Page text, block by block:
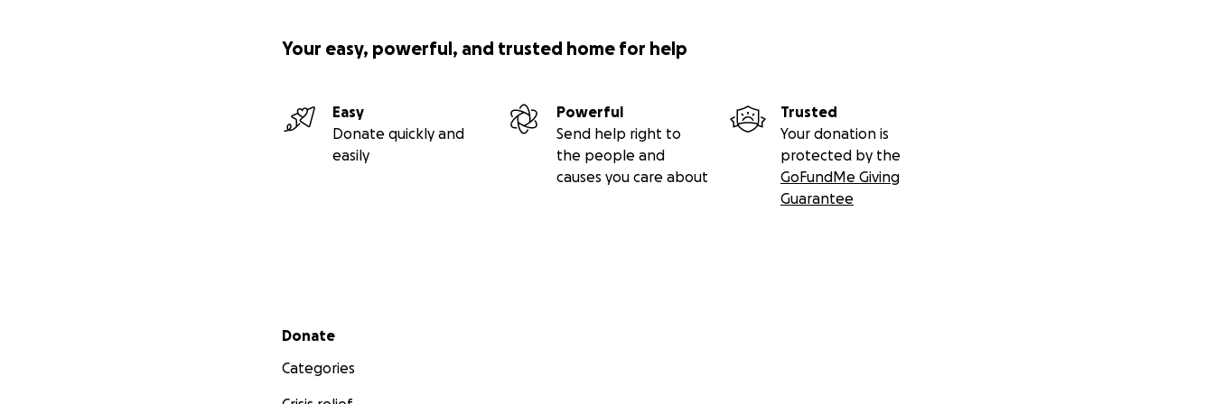
Your easy, powerful, and trusted home for help
Easy
Donate quickly and
easily
Powerful
Send help right to
the people and
causes you care about
Trusted
Your donation is
protected by the
GoFundMe Giving
Guarantee
Secondary menu
Donate
Categories